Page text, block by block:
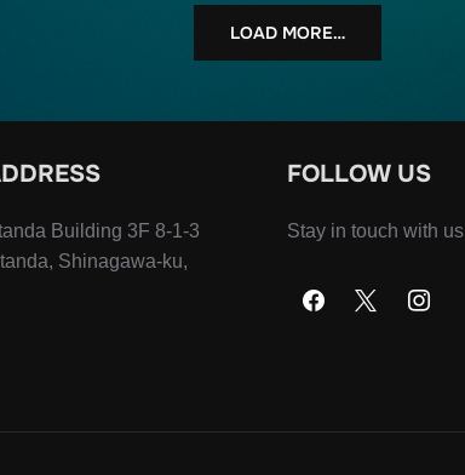
LOAD MORE…
Building 3F 8-1-3
Shinagawa-ku,
FOLLOW US
Stay in touch with us